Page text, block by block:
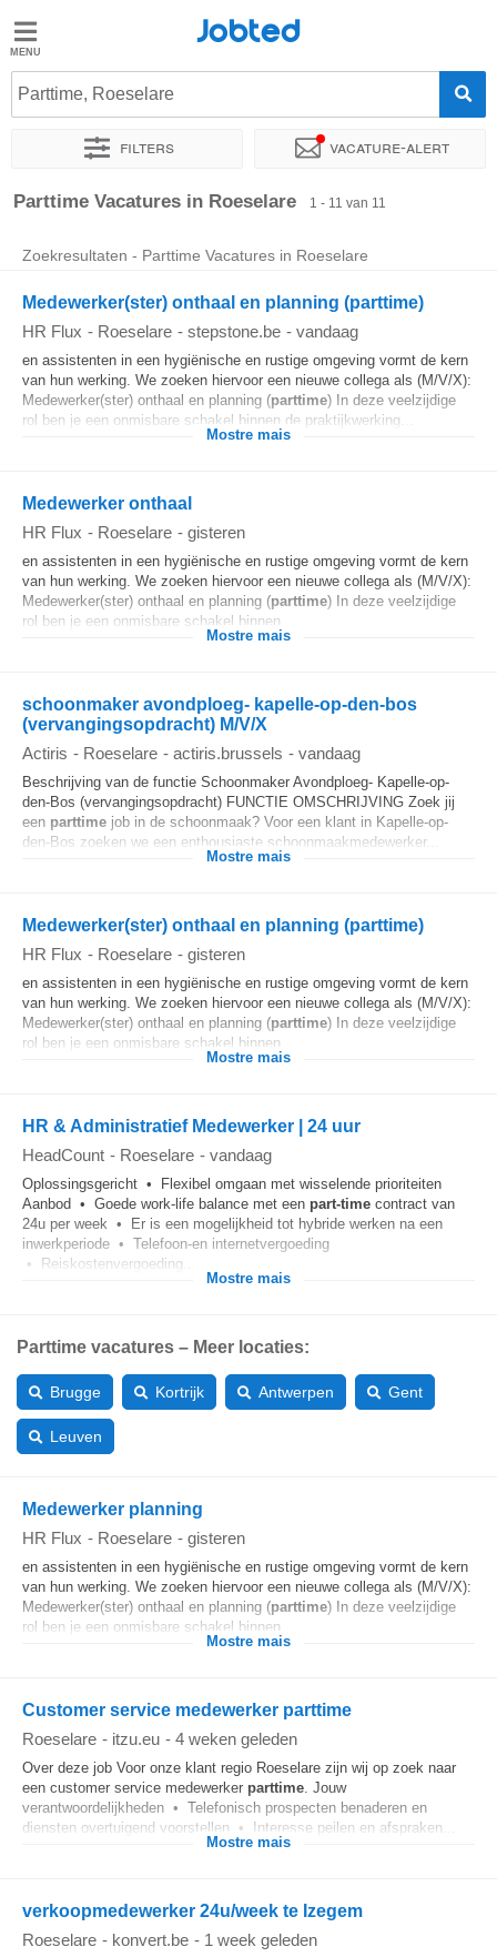
Jobted
Taal
Jobted
Parttime, Roeselare
Filters Vacature-alert
Sorteer op Exacte locatie Bedrijf Soort dienstverband
Parttime Vacatures in Roeselare 1 - 11 van 11
Zoekresultaten - Parttime Vacatures in Roeselare
Medewerker(ster) onthaal en planning (parttime)
HR Flux - Roeselare - stepstone.be - vandaag
en assistenten in een hygiënische en rustige omgeving vormt de kern
van hun werking. We zoeken hiervoor een nieuwe collega als (M/V/X):
Medewerker(ster) onthaal en planning (parttime) In deze veelzijdige
rol ben je een onmisbare schakel binnen de praktijkwerking...
Mostre mais
Medewerker onthaal
HR Flux - Roeselare - gisteren
en assistenten in een hygiënische en rustige omgeving vormt de kern
van hun werking. We zoeken hiervoor een nieuwe collega als (M/V/X):
Medewerker(ster) onthaal en planning (parttime) In deze veelzijdige
rol ben je een onmisbare schakel binnen...
Mostre mais
schoonmaker avondploeg- kapelle-op-den-bos
(vervangingsopdracht) M/V/X
Actiris - Roeselare - actiris.brussels - vandaag
Beschrijving van de functie Schoonmaker Avondploeg- Kapelle-op-
den-Bos (vervangingsopdracht) FUNCTIE OMSCHRIJVING Zoek jij
een parttime job in de schoonmaak? Voor een klant in Kapelle-op-
den-Bos zoeken we een enthousiaste schoonmaakmedewerker...
Mostre mais
Medewerker(ster) onthaal en planning (parttime)
HR Flux - Roeselare - gisteren
en assistenten in een hygiënische en rustige omgeving vormt de kern
van hun werking. We zoeken hiervoor een nieuwe collega als (M/V/X):
Medewerker(ster) onthaal en planning (parttime) In deze veelzijdige
rol ben je een onmisbare schakel binnen...
Mostre mais
HR & Administratief Medewerker | 24 uur
HeadCount - Roeselare - vandaag
Oplossingsgericht • Flexibel omgaan met wisselende prioriteiten
Aanbod • Goede work-life balance met een part-time contract van
24u per week • Er is een mogelijkheid tot hybride werken na een
inwerkperiode • Telefoon-en internetvergoeding
• Reiskostenvergoeding...
Mostre mais
Parttime vacatures – Meer locaties:
Brugge Kortrijk Antwerpen Gent
Leuven
Medewerker planning
HR Flux - Roeselare - gisteren
en assistenten in een hygiënische en rustige omgeving vormt de kern
van hun werking. We zoeken hiervoor een nieuwe collega als (M/V/X):
Medewerker(ster) onthaal en planning (parttime) In deze veelzijdige
rol ben je een onmisbare schakel binnen...
Mostre mais
Customer service medewerker parttime
Roeselare - itzu.eu - 4 weken geleden
Over deze job Voor onze klant regio Roeselare zijn wij op zoek naar
een customer service medewerker parttime. Jouw
verantwoordelijkheden • Telefonisch prospecten benaderen en
diensten overtuigend voorstellen • Interesse peilen en afspraken...
Mostre mais
verkoopmedewerker 24u/week te Izegem
Roeselare - konvert.be - 1 week geleden